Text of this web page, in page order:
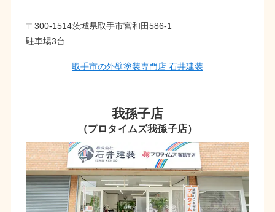
〒300-1514茨城県取手市宮和田586-1
駐車場3台
取手市の外壁塗装専門店 石井建装
我孫子店
（プロタイムズ我孫子店）